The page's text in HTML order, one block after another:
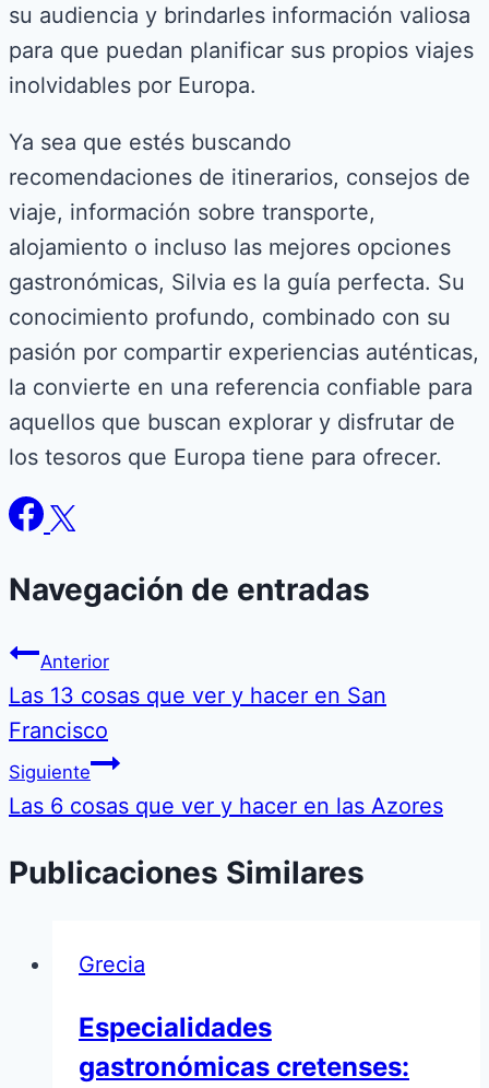
su audiencia y brindarles información valiosa
para que puedan planificar sus propios viajes
inolvidables por Europa.
Ya sea que estés buscando
recomendaciones de itinerarios, consejos de
viaje, información sobre transporte,
alojamiento o incluso las mejores opciones
gastronómicas, Silvia es la guía perfecta. Su
conocimiento profundo, combinado con su
pasión por compartir experiencias auténticas,
la convierte en una referencia confiable para
aquellos que buscan explorar y disfrutar de
los tesoros que Europa tiene para ofrecer.
Navegación de entradas
Anterior
Las 13 cosas que ver y hacer en San
Francisco
Siguiente
Las 6 cosas que ver y hacer en las Azores
Publicaciones Similares
Grecia
Especialidades
gastronómicas cretenses: